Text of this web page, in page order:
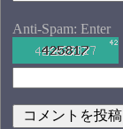
Anti-Spam: Enter